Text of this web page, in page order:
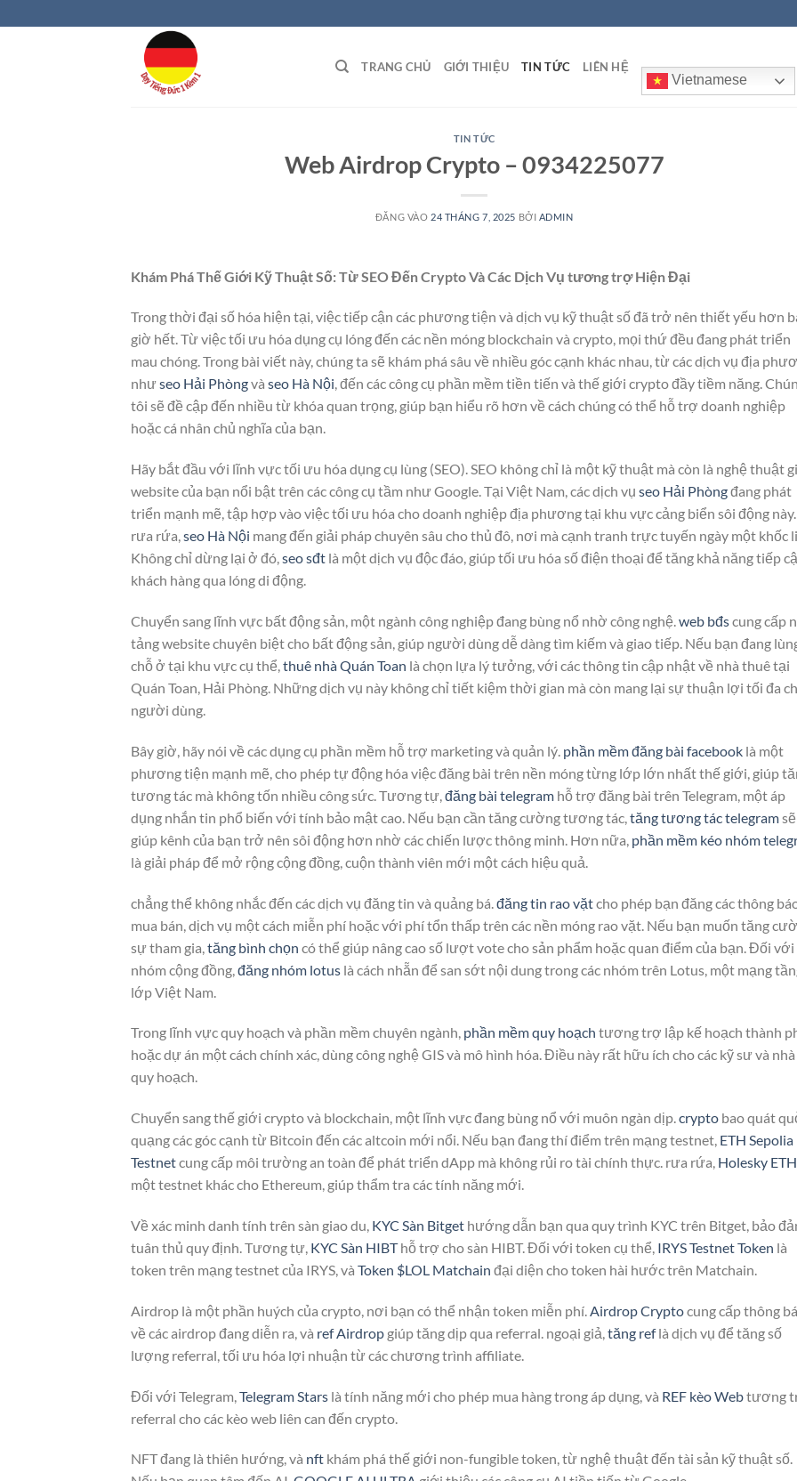
qua
TRANG CHỦ GIỚI THIỆU TIN TỨC LIÊN HỆ
Vietnamese
TIN TỨC
Web Airdrop Crypto – 0934225077
ĐĂNG VÀO 24 THÁNG 7, 2025 BỞI ADMIN
Khám Phá Thế Giới Kỹ Thuật Số: Từ SEO Đến Crypto Và Các Dịch Vụ tương trợ Hiện Đại
Trong thời đại số hóa hiện tại, việc tiếp cận các phương tiện và dịch vụ kỹ thuật số đã trở nên thiết yếu hơn
giờ hết. Từ việc tối ưu hóa dụng cụ lóng đến các nền móng blockchain và crypto, mọi thứ đều đang phát triển
mau chóng. Trong bài viết này, chúng ta sẽ khám phá sâu về nhiều góc cạnh khác nhau, từ các dịch vụ địa
nhưseo Hải Phòngvà seo Hà Nội, đến các công cụ phần mềm tiền tiến và thế giới crypto đầy tiềm năng.
tôi sẽ đề cập đến nhiều từ khóa quan trọng, giúp bạn hiểu rõ hơn về cách chúng có thể hỗ trợ doanh nghiệp
hoặc cá nhân chủ nghĩa của bạn.
Hãy bắt đầu với lĩnh vực tối ưu hóa dụng cụ lùng (SEO). SEO không chỉ là một kỹ thuật mà còn là nghệ thuật
website của bạn nổi bật trên các công cụ tầm như Google. Tại Việt Nam, các dịch vụ seo Hải Phòngđang phát
triển mạnh mẽ, tập hợp vào việc tối ưu hóa cho doanh nghiệp địa phương tại khu vực cảng biển sôi động này.
rưa rứa,seo Hà Nội mang đến giải pháp chuyên sâu cho thủ đô, nơi mà cạnh tranh trực tuyến ngày một khốc
Không chỉ dừng lại ở đó,seo sđt là một dịch vụ độc đáo, giúp tối ưu hóa số điện thoại để tăng khả năng tiếp
khách hàng qua lóng di động.
Chuyển sang lĩnh vực bất động sản, một ngành công nghiệp đang bùng nổ nhờ công nghệ.web bđscung cấp
tảng website chuyên biệt cho bất động sản, giúp người dùng dễ dàng tìm kiếm và giao tiếp. Nếu bạn đang
chỗ ở tại khu vực cụ thể,thuê nhà Quán Toan là chọn lựa lý tưởng, với các thông tin cập nhật về nhà thuê tại
Quán Toan, Hải Phòng. Những dịch vụ này không chỉ tiết kiệm thời gian mà còn mang lại sự thuận lợi tối đa
người dùng.
Bây giờ, hãy nói về các dụng cụ phần mềm hỗ trợ marketing và quản lý. phần mềm đăng bài facebook là một
phương tiện mạnh mẽ, cho phép tự động hóa việc đăng bài trên nền móng từng lớp lớn nhất thế giới, giúp
tương tác mà không tốn nhiều công sức. Tương tự, đăng bài telegram hỗ trợ đăng bài trên Telegram, một áp
dụng nhắn tin phổ biến với tính bảo mật cao. Nếu bạn cần tăng cường tương tác, tăng tương tác telegramsẽ
giúp kênh của bạn trở nên sôi động hơn nhờ các chiến lược thông minh. Hơn nữa, phần mềm kéo nhóm
là giải pháp để mở rộng cộng đồng, cuộn thành viên mới một cách hiệu quả.
chẳng thể không nhắc đến các dịch vụ đăng tin và quảng bá. đăng tin rao vặtcho phép bạn đăng các thông
mua bán, dịch vụ một cách miễn phí hoặc với phí tổn thấp trên các nền móng rao vặt. Nếu bạn muốn tăng
sự tham gia, tăng bình chọn có thể giúp nâng cao số lượt vote cho sản phẩm hoặc quan điểm của bạn. Đối với
nhóm cộng đồng, đăng nhóm lotus là cách nhẵn để san sớt nội dung trong các nhóm trên Lotus, một mạng
lớp Việt Nam.
Trong lĩnh vực quy hoạch và phần mềm chuyên ngành, phần mềm quy hoạch tương trợ lập kế hoạch thành
hoặc dự án một cách chính xác, dùng công nghệ GIS và mô hình hóa. Điều này rất hữu ích cho các kỹ sư và nhà
quy hoạch.
Chuyển sang thế giới crypto và blockchain, một lĩnh vực đang bùng nổ với muôn ngàn dịp.crypto bao quát
quạng các góc cạnh từ Bitcoin đến các altcoin mới nổi. Nếu bạn đang thí điểm trên mạng testnet, ETH Sepolia
Testnetcung cấp môi trường an toàn để phát triển dApp mà không rủi ro tài chính thực. rưa rứa, Holesky ETH
một testnet khác cho Ethereum, giúp thẩm tra các tính năng mới.
Về xác minh danh tính trên sàn giao du, KYC Sàn Bitget hướng dẫn bạn qua quy trình KYC trên Bitget, bảo
tuân thủ quy định. Tương tự, KYC Sàn HIBThỗ trợ cho sàn HIBT. Đối với token cụ thể, IRYS Testnet Token là
token trên mạng testnet của IRYS, và Token $LOL Matchain đại diện cho token hài hước trên Matchain.
Airdrop là một phần huých của crypto, nơi bạn có thể nhận token miễn phí. Airdrop Cryptocung cấp thông
về các airdrop đang diễn ra, và ref Airdrop giúp tăng dịp qua referral. ngoại giả, tăng reflà dịch vụ để tăng số
lượng referral, tối ưu hóa lợi nhuận từ các chương trình affiliate.
Đối với Telegram, Telegram Stars là tính năng mới cho phép mua hàng trong áp dụng, và REF kèo Webtương
referral cho các kèo web liên can đến crypto.
NFT đang là thiên hướng, và nft khám phá thế giới non-fungible token, từ nghệ thuật đến tài sản kỹ thuật số.